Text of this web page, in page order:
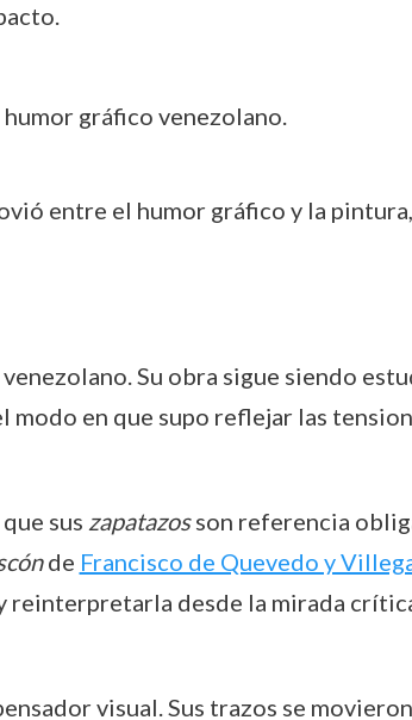
gráfico venezolano.
entre el humor gráfico y la
Su obra sigue siendo
modo en que supo reflejar las
sus zapatazosson referencia
de Francisco de Quevedo y
reinterpretarla desde la mirada
visual. Sus trazos se